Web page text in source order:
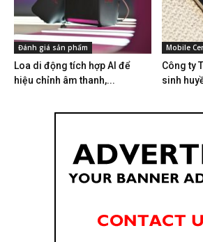
Đánh giá sản phẩm
Loa di động tích hợp AI để
hiệu chỉnh âm thanh,...
Mobile
Công ty
sinh